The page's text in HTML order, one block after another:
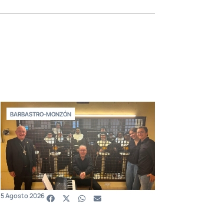
BARBASTRO-MONZÓN
5 Agosto 2026